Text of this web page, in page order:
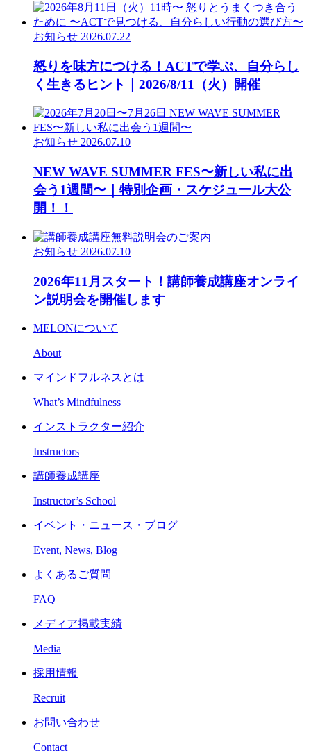
お知らせ 2026.07.22
怒りを味方につける！ACTで学ぶ、自分らし
く生きるヒント｜2026/8/11（火）開催
お知らせ 2026.07.10
NEW WAVE SUMMER FES〜新しい私に出
会う1週間〜｜特別企画・スケジュール大公
開！！
お知らせ 2026.07.10
2026年11月スタート！講師養成講座オンライ
ン説明会を開催します
MELONについて
About
マインドフルネスとは
What’s Mindfulness
インストラクター紹介
Instructors
講師養成講座
Instructor’s School
イベント・ニュース・ブログ
Event, News, Blog
よくあるご質問
FAQ
メディア掲載実績
Media
採用情報
Recruit
お問い合わせ
Contact